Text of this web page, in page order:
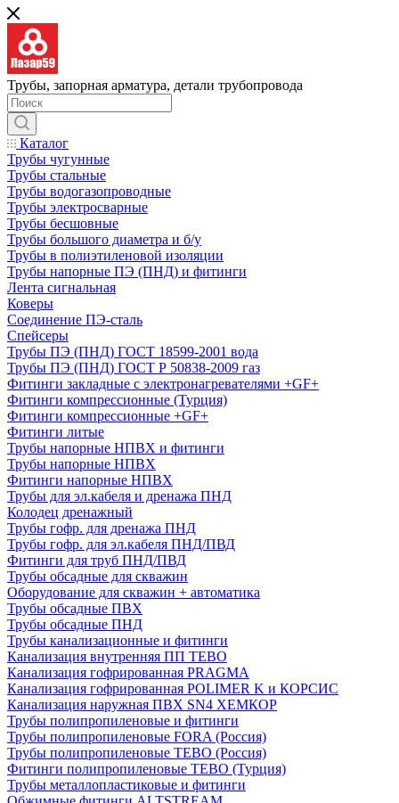
Трубы, запорная арматура, детали трубопровода
Каталог
Трубы чугунные
Трубы стальные
Трубы водогазопроводные
Трубы электросварные
Трубы бесшовные
Трубы большого диаметра и б/у
Трубы в полиэтиленовой изоляции
Трубы напорные ПЭ (ПНД) и фитинги
Лента сигнальная
Коверы
Соединение ПЭ-сталь
Спейсеры
Трубы ПЭ (ПНД) ГОСТ 18599-2001 вода
Трубы ПЭ (ПНД) ГОСТ Р 50838-2009 газ
Фитинги закладные с электронагревателями +GF+
Фитинги компрессионные (Турция)
Фитинги компрессионные +GF+
Фитинги литые
Трубы напорные НПВХ и фитинги
Трубы напорные НПВХ
Фитинги напорные НПВХ
Трубы для эл.кабеля и дренажа ПНД
Колодец дренажный
Трубы гофр. для дренажа ПНД
Трубы гофр. для эл.кабеля ПНД/ПВД
Фитинги для труб ПНД/ПВД
Трубы обсадные для скважин
Оборудование для скважин + автоматика
Трубы обсадные ПВХ
Трубы обсадные ПНД
Трубы канализационные и фитинги
Канализация внутренняя ПП TEBO
Канализация гофрированная PRAGMA
Канализация гофрированная POLIMER K и КОРСИС
Канализация наружная ПВХ SN4 ХЕМКОР
Трубы полипропиленовые и фитинги
Трубы полипропиленовые FORA (Россия)
Трубы полипропиленовые TEBO (Россия)
Фитинги полипропиленовые TEBO (Турция)
Трубы металлопластиковые и фитинги